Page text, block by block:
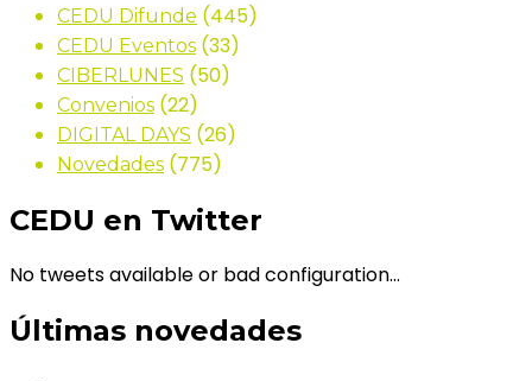
CEDU Difunde (445)
CEDU Eventos (33)
CIBERLUNES (50)
Convenios (22)
DIGITAL DAYS (26)
Novedades (775)
CEDU en Twitter
No tweets available or bad configuration...
Últimas novedades